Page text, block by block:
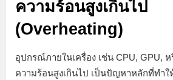
ความร้อนสูงเกินไป
(Overheating)
อุปกรณ์ภายในเครื่อง เช่น CPU, GPU, ห
ความร้อนสูงเกินไป เป็นปัญหาหลักที่ทำ